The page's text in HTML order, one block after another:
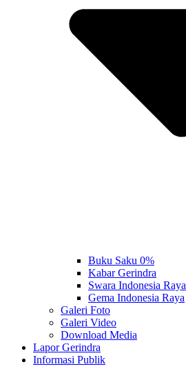
Buku Saku 0%
Kabar Gerindra
Swara Indonesia Raya
Gema Indonesia Raya
Galeri Foto
Galeri Video
Download Media
Lapor Gerindra
Informasi Publik